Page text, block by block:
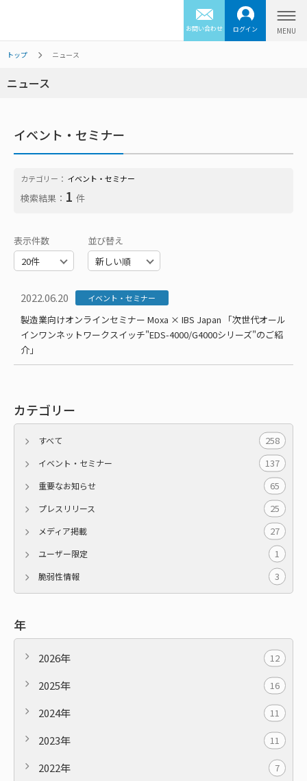
お問い合わせ ログイン
トップ ニュース
ニュース
イベント・セミナー
カテゴリー： イベント・セミナー
検索結果： 1 件
表示件数 並び替え
2022.06.20 イベント・セミナー
製造業向けオンラインセミナー Moxa × IBS Japan 「次世代オール
インワンネットワークスイッチ"EDS-4000/G4000シリーズ"のご紹
介」
カテゴリー
すべて 258
イベント・セミナー 137
重要なお知らせ 65
プレスリリース 25
メディア掲載 27
ユーザー限定 1
脆弱性情報 3
年
2026年 12
2025年 16
2024年 11
2023年 11
2022年 7